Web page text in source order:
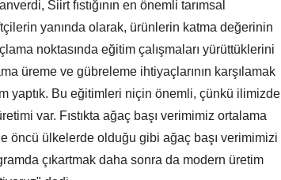
Siirt fıstığının en önemli tarımsal
yanında olarak, ürünlerin katma değerinin
noktasında eğitim çalışmaları yürüttüklerini
üreme ve gübreleme ihtiyaçlarının karşılamak
yaptık. Bu eğitimleri niçin önemli, çünkü ilimizde
var. Fıstıkta ağaç başı verimimiz ortalama
öncü ülkelerde olduğu gibi ağaç başı verimimizi
çıkartmak daha sonra da modern üretim